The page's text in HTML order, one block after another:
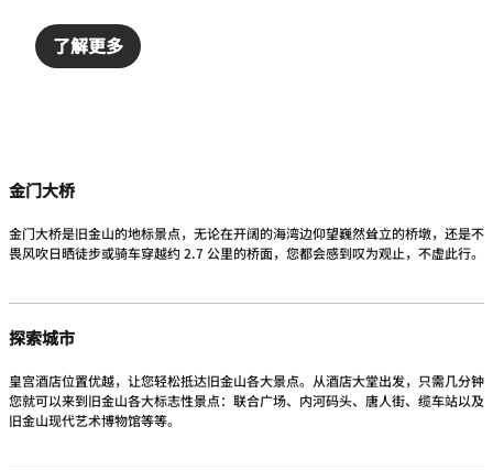
了解更多
金门大桥
金门大桥是旧金山的地标景点，无论在开阔的海湾边仰望巍然耸立的桥墩，还是不
畏风吹日晒徒步或骑车穿越约 2.7 公里的桥面，您都会感到叹为观止，不虚此行。
探索城市
皇宫酒店位置优越，让您轻松抵达旧金山各大景点。从酒店大堂出发，只需几分钟
您就可以来到旧金山各大标志性景点：联合广场、内河码头、唐人街、缆车站以及
旧金山现代艺术博物馆等等。